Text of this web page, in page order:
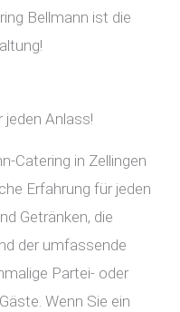
Bellmann ist die
jeden Anlass!
Catering in Zellingen
Erfahrung für jeden
Getränken, die
der umfassende
Partei- oder
Wenn Sie ein